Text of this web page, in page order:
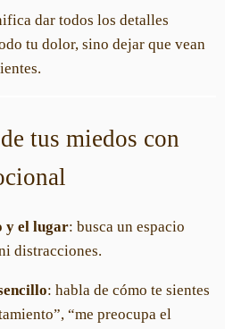
dar todos los detalles
tu dolor, sino dejar que vean
tus miedos con
y el lugar: busca un espacio
distracciones.
: habla de cómo te sientes
“me preocupa el